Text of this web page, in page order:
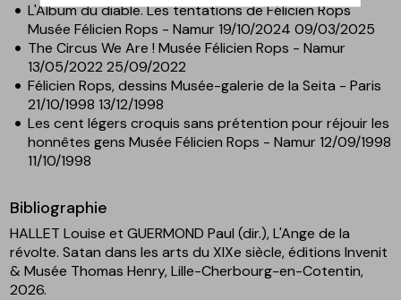
L'Album du diable. Les tentations de Félicien Rops
Musée Félicien Rops - Namur 19/10/2024 09/03/2025
The Circus We Are ! Musée Félicien Rops - Namur
13/05/2022 25/09/2022
Félicien Rops, dessins Musée-galerie de la Seita - Paris
21/10/1998 13/12/1998
Les cent légers croquis sans prétention pour réjouir les
honnêtes gens Musée Félicien Rops - Namur 12/09/1998
11/10/1998
Bibliographie
HALLET Louise et GUERMOND Paul (dir.), L'Ange de la
révolte. Satan dans les arts du XIXe siècle, éditions Invenit
& Musée Thomas Henry, Lille-Cherbourg-en-Cotentin,
2026.